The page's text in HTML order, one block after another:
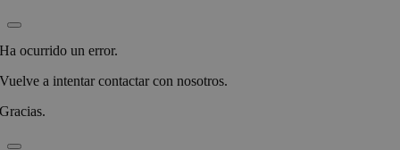
Ha ocurrido un error.
Vuelve a intentar contactar con nosotros.
Gracias.